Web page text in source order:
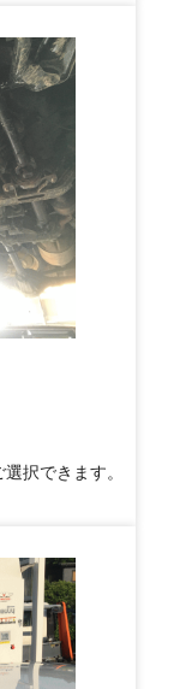
択できます。